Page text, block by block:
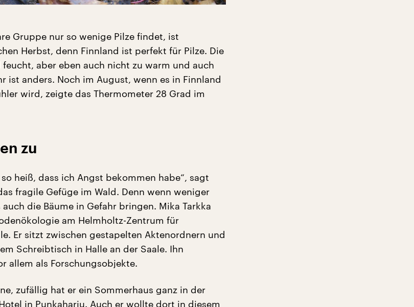
Gruppe nur so wenige Pilze findet, ist
Herbst, denn Finnland ist perfekt für Pilze. Die
aber eben auch nicht zu warm und auch
ist anders. Noch im August, wenn es in Finnland
wird, zeigte das Thermometer 28 Grad im
zu
heiß, dass ich Angst bekommen habe“, sagt
fragile Gefüge im Wald. Denn wenn weniger
die Bäume in Gefahr bringen. Mika Tarkka
am Helmholtz-Zentrum für
Er sitzt zwischen gestapelten Aktenordnern und
Schreibtisch in Halle an der Saale. Ihn
allem als Forschungsobjekte.
zufällig hat er ein Sommerhaus ganz in der
in Punkaharju. Auch er wollte dort in diesem